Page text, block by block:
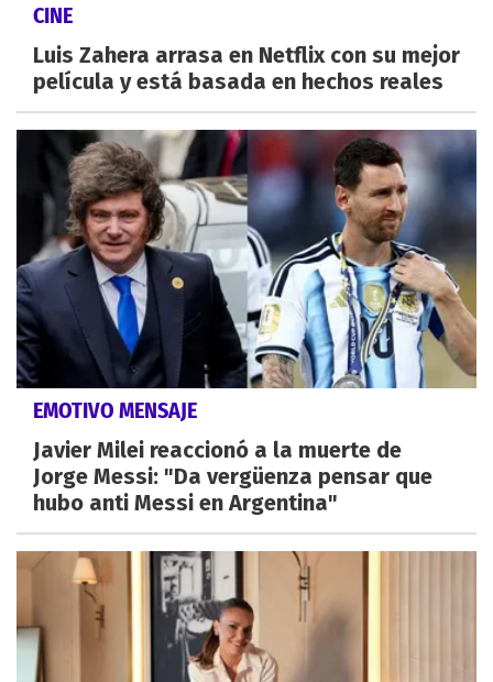
CINE
Luis Zahera arrasa en Netflix con su mejor
película y está basada en hechos reales
EMOTIVO MENSAJE
Javier Milei reaccionó a la muerte de
Jorge Messi: "Da vergüenza pensar que
hubo anti Messi en Argentina"